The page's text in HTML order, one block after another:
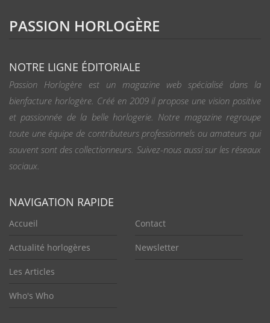
PASSION HORLOGÈRE
NOTRE LIGNE ÉDITORIALE
Passion Horlogère est un magazine web spécialisé dans la
bienfacture horlogère. Créé en 2009 il propose une vision positive
et passionnée de la belle horlogerie. Notre magazine regroupe
toute une équipe de contributeurs professionnels ou amateurs qui
souvent sont des collectionneurs. Suivez-nous aussi sur les réseaux
sociaux.
NAVIGATION RAPIDE
Accueil
Actualité horlogères
Les Articles
Who's Who
Contact
Newsletter